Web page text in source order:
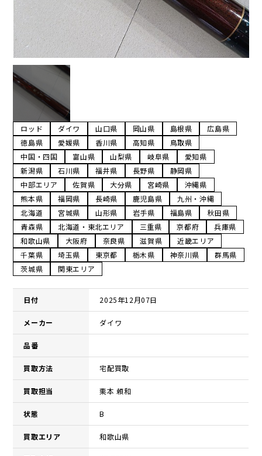
ロッド ダイワ 山口県 岡山県 島根県
広島県
徳島県
愛媛県 香川県 高知県
鳥取県
中国・四国
富山県 山梨県 岐阜県
愛知県
新潟県
石川県 福井県 長野県
静岡県
中部エリア
佐賀県 大分県 宮崎県
沖縄県
熊本県
福岡県 長崎県 鹿児島県
九州・沖縄
北海道
宮城県 山形県 岩手県 福島県
秋田県
青森県
北海道・東北エリア 三重県 京都府
兵庫県
和歌山県
大阪府 奈良県 滋賀県
近畿エリア
千葉県
埼玉県 東京都 栃木県 神奈川県
群馬県
茨城県
関東エリア
日付 2025年12月07日
メーカー ダイワ
品番
買取方法 宅配買取
買取担当 栗本 頼和
状態 B
買取エリア 和歌山県